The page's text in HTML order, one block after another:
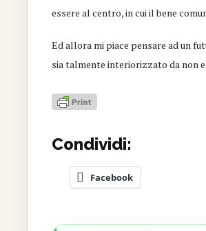
essere al centro, in cui il bene
Ed allora mi piace pensare ad un
sia talmente interiorizzato da non
Condividi:
Facebook